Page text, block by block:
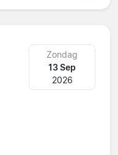
Zondag
13 Sep
2026